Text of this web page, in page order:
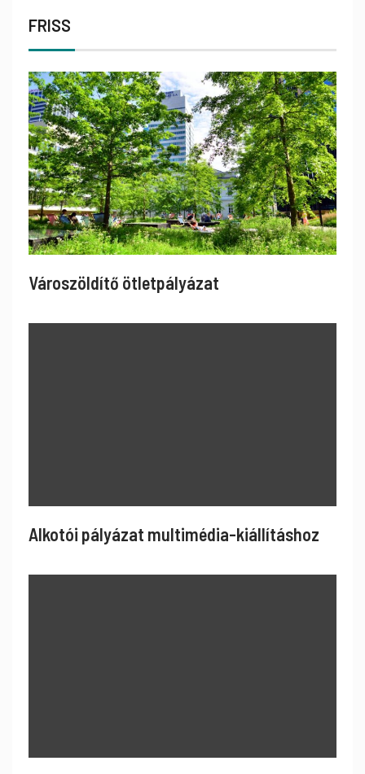
FRISS
Városzöldítő ötletpályázat
Alkotói pályázat multimédia-kiállításhoz